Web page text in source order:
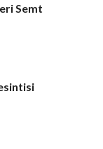
Semt